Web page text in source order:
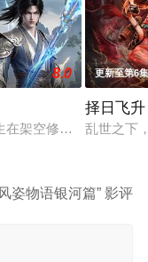
肩负责任的"大姐姐"
8.0
在架空修仙世界——云
更新至第6
择日飞升
乱世之下
姿物语银河篇” 影评